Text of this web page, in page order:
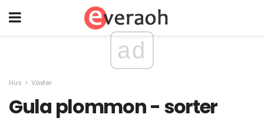
ad
Hus Växter
Gula plommon - sorter